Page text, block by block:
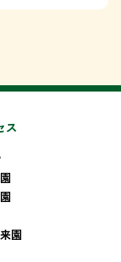
ス
園